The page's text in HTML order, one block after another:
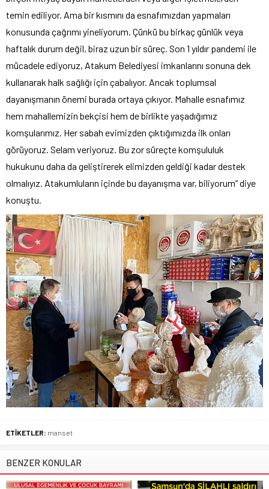
temin ediliyor. Ama bir kısmını da esnafımızdan yapmaları
konusunda çağrımı yineliyorum. Çünkü bu birkaç günlük veya
haftalık durum değil, biraz uzun bir süreç. Son 1 yıldır pandemi ile
mücadele ediyoruz, Atakum Belediyesi imkanlarını sonuna dek
kullanarak halk sağlığı için çabalıyor. Ancak toplumsal
dayanışmanın önemi burada ortaya çıkıyor. Mahalle esnafımız
hem mahallemizin bekçisi hem de birlikte yaşadığımız
komşularımız. Her sabah evimizden çıktığımızda ilk onları
görüyoruz. Selam veriyoruz. Bu zor süreçte komşululuk
hukukunu daha da geliştirerek elimizden geldiği kadar destek
olmalıyız. Atakumluların içinde bu dayanışma var, biliyorum” diye
konuştu.
ETİKETLER: manset
BENZER KONULAR